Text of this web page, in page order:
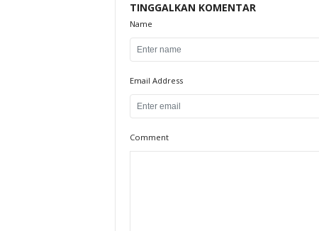
TINGGALKAN KOMENTAR
Name
Email Address
Comment